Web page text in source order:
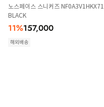
노스페이스 스니커즈 NF0A3V1HKX71
BLACK
11%157,000
해외배송